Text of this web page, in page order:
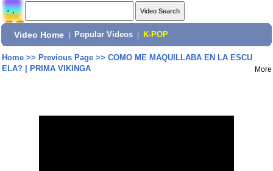
Video Home Popular Videos K-POP
Home>> Previous Page>> COMO ME MAQUILLABA EN LA ESCU
ELA? | PRIMA VIKINGA
More